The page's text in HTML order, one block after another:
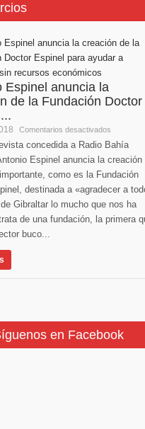
Espinel anuncia la
de la Fundación Doctor
Comentarios desactivados
concedida a Radio Bahía
Espinel anuncia la creación
como es la Fundación
destinada a «agradecer a
Gibraltar lo mucho que nos ha
de una fundación, la primera
buco...
en Facebook